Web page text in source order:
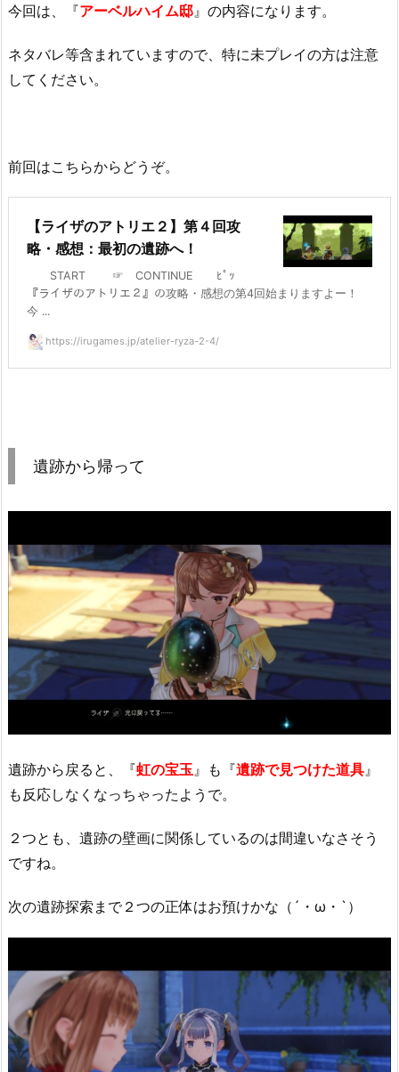
今回は、『アーベルハイム邸』の内容になります。
ネタバレ等含まれていますので、特に未プレイの方は注意
してください。
前回はこちらからどうぞ。
【ライザのアトリエ２】第４回攻
略・感想：最初の遺跡へ！
START ☞ CONTINUE ﾋﾟｯ
『ライザのアトリエ２』の攻略・感想の第4回始まりますよー！
今 ...
https://irugames.jp/atelier-ryza-2-4/
遺跡から帰って
遺跡から戻ると、『虹の宝玉』も『遺跡で見つけた道具』
も反応しなくなっちゃったようで。
２つとも、遺跡の壁画に関係しているのは間違いなさそう
ですね。
次の遺跡探索まで２つの正体はお預けかな（´・ω・`）